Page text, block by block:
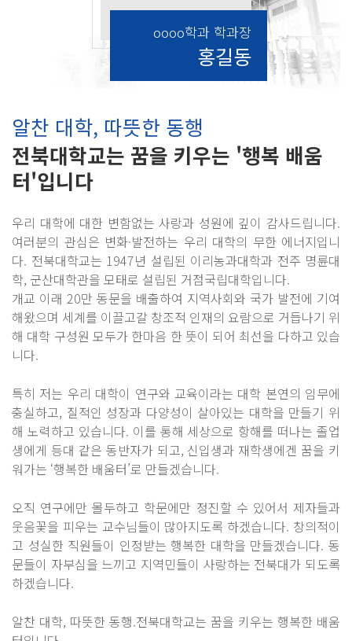
oooo학과 학과장
홍길동
알찬 대학, 따뜻한 동행
전북대학교는 꿈을 키우는 '행복 배움
터'입니다
우리 대학에 대한 변함없는 사랑과 성원에 깊이 감사드립니다.
여러분의 관심은 변화·발전하는 우리 대학의 무한 에너지입니
다. 전북대학교는 1947년 설립된 이리농과대학과 전주 명륜대
학, 군산대학관을 모태로 설립된 거점국립대학입니다.
개교 이래 20만 동문을 배출하여 지역사회와 국가 발전에 기여
해왔으며 세계를 이끌고갈 창조적 인재의 요람으로 거듭나기 위
해 대학 구성원 모두가 한마음 한 뜻이 되어 최선을 다하고 있습
니다.
특히 저는 우리 대학이 연구와 교육이라는 대학 본연의 임무에
충실하고, 질적인 성장과 다양성이 살아있는 대학을 만들기 위
해 노력하고 있습니다. 이를 통해 세상으로 항해를 떠나는 졸업
생에게 등대 같은 동반자가 되고, 신입생과 재학생에겐 꿈을 키
워가는 ‘행복한 배움터’로 만들겠습니다.
오직 연구에만 몰두하고 학문에만 정진할 수 있어서 제자들과
웃음꽃을 피우는 교수님들이 많아지도록 하겠습니다. 창의적이
고 성실한 직원들이 인정받는 행복한 대학을 만들겠습니다. 동
문들이 자부심을 느끼고 지역민들이 사랑하는 전북대가 되도록
하겠습니다.
알찬 대학, 따뜻한 동행.전북대학교는 꿈을 키우는 행복한 배움